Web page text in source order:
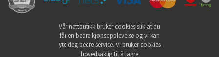
Vår nettbutikk bruker cookies slik at du
får en bedre kjøpsopplevelse og vi kan
yte deg bedre service. Vi bruker cookies
hovedsaklig til å lagre